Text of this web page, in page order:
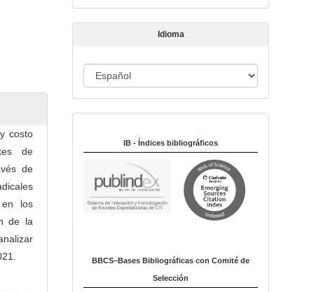
costo
de
de
en los
de la
t
í
o
Idioma
d
m
IB - Índices bibliográficos
BBCS–Bases Bibliográficas con Comité de
Selección